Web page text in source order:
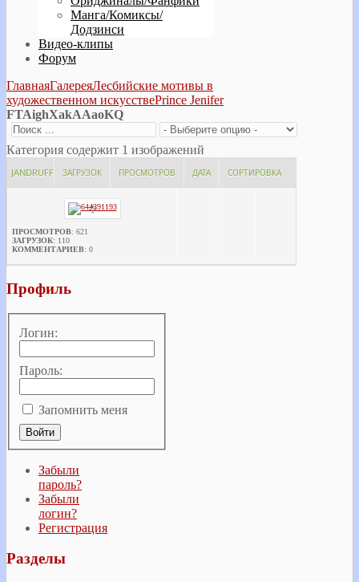
Манга/Комиксы/
Додзинси
Видео-клипы
Форум
ГлавнаяГалереяЛесбийские мотивы в
художественном искусствеPrince Jenifer
FTAighXakAAaoKQ
Категория содержит 1 изображений
JANDRUFF СОРТИРОВКА
ДАТА
ПРОСМОТРОВ
ЗАГРУЗОК
ПРОСМОТРОВ: 621
ЗАГРУЗОК: 110
КОММЕНТАРИЕВ: 0
Профиль
Логин:
Пароль:
Запомнить меня
Забыли
пароль?
Забыли
логин?
Регистрация
Разделы